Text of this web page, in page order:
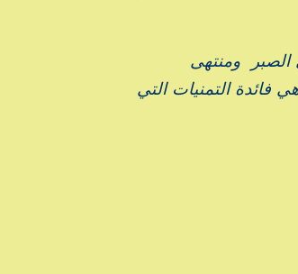
ومنتهى
التمنيات التي